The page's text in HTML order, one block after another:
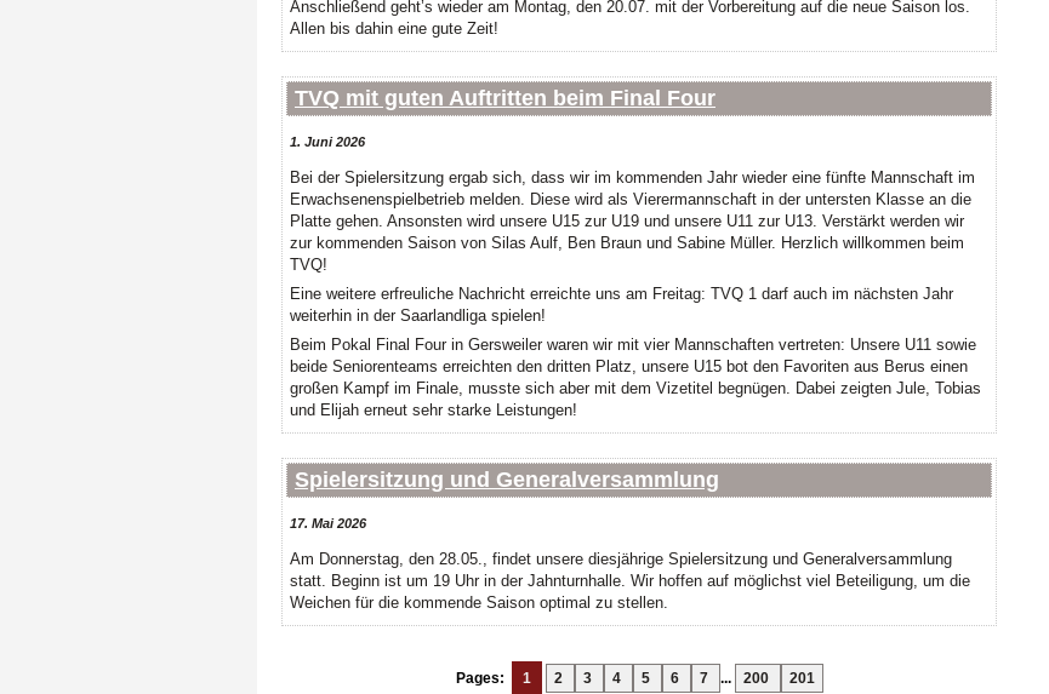
Anschließend geht’s wieder am Montag, den 20.07. mit der Vorbereitung auf die neue Saison los.
Allen bis dahin eine gute Zeit!
TVQ mit guten Auftritten beim Final Four
1. Juni 2026
Bei der Spielersitzung ergab sich, dass wir im kommenden Jahr wieder eine fünfte Mannschaft im
Erwachsenenspielbetrieb melden. Diese wird als Vierermannschaft in der untersten Klasse an die
Platte gehen. Ansonsten wird unsere U15 zur U19 und unsere U11 zur U13. Verstärkt werden wir
zur kommenden Saison von Silas Aulf, Ben Braun und Sabine Müller. Herzlich willkommen beim
TVQ!
Eine weitere erfreuliche Nachricht erreichte uns am Freitag: TVQ 1 darf auch im nächsten Jahr
weiterhin in der Saarlandliga spielen!
Beim Pokal Final Four in Gersweiler waren wir mit vier Mannschaften vertreten: Unsere U11 sowie
beide Seniorenteams erreichten den dritten Platz, unsere U15 bot den Favoriten aus Berus einen
großen Kampf im Finale, musste sich aber mit dem Vizetitel begnügen. Dabei zeigten Jule, Tobias
und Elijah erneut sehr starke Leistungen!
Spielersitzung und Generalversammlung
17. Mai 2026
Am Donnerstag, den 28.05., findet unsere diesjährige Spielersitzung und Generalversammlung
statt. Beginn ist um 19 Uhr in der Jahnturnhalle. Wir hoffen auf möglichst viel Beteiligung, um die
Weichen für die kommende Saison optimal zu stellen.
Pages: 1 2 3 4 5 6 7 ... 200 201